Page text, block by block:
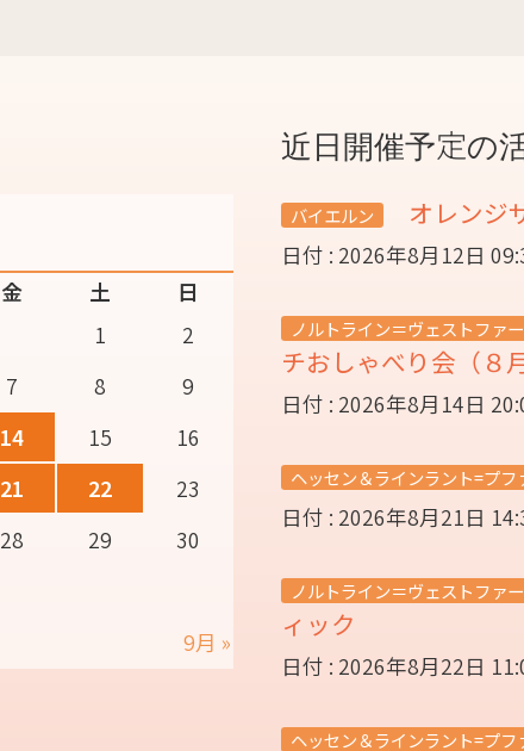
金 土
日
1
2
7 8
9
14 15
16
21 22
23
28 29
30
9月 »
近日開催予定の
バイエルン オレンジ
日付 : 2026年8月12日
ノルトライン＝ヴェストファ
チおしゃべり会（８
日付 : 2026年8月14日
ヘッセン＆ラインラント=プフ
日付 : 2026年8月21日
ノルトライン＝ヴェストファ
ィック
日付 : 2026年8月22日
ヘッセン＆ラインラント=プフ